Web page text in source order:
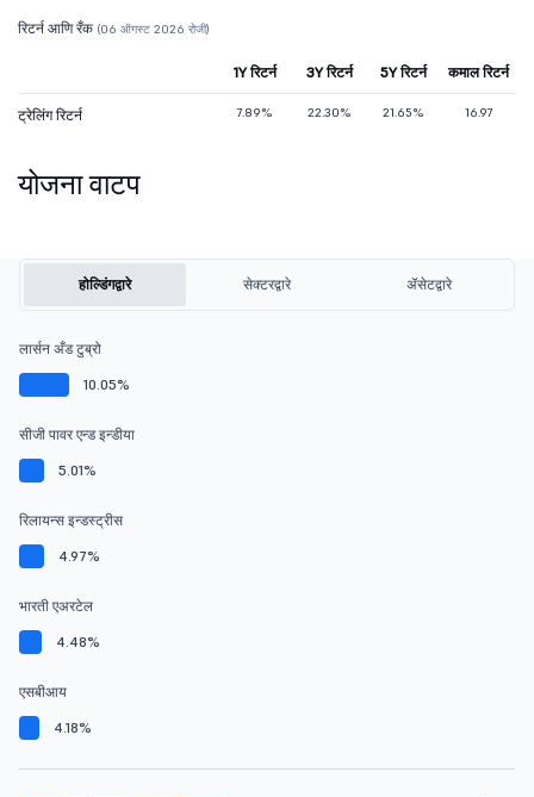
रिटर्न आणि रँक (06 ऑगस्ट 2026 रोजी)
1Y रिटर्न 3Y रिटर्न 5Y रिटर्न कमाल रिटर्न
ट्रेलिंग रिटर्न 7.89% 22.30% 21.65% 16.97
योजना वाटप
होल्डिंगद्वारे सेक्टरद्वारे ॲसेटद्वारे
लार्सन अँड टुब्रो
10.05%
सीजी पावर एन्ड इन्डीया
5.01%
रिलायन्स इन्डस्ट्रीस
4.97%
भारती एअरटेल
4.48%
एसबीआय
4.18%